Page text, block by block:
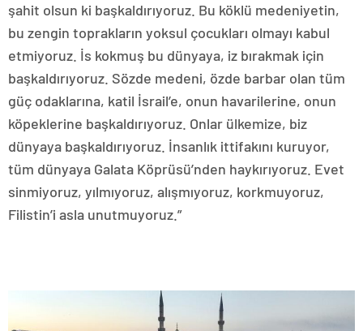
şahit olsun ki başkaldırıyoruz. Bu köklü medeniyetin,
bu zengin toprakların yoksul çocukları olmayı kabul
etmiyoruz. İs kokmuş bu dünyaya, iz bırakmak için
başkaldırıyoruz. Sözde medeni, özde barbar olan tüm
güç odaklarına, katil İsrail’e, onun havarilerine, onun
köpeklerine başkaldırıyoruz. Onlar ülkemize, biz
dünyaya başkaldırıyoruz. İnsanlık ittifakını kuruyor,
tüm dünyaya Galata Köprüsü’nden haykırıyoruz. Evet
sinmiyoruz, yılmıyoruz, alışmıyoruz, korkmuyoruz,
Filistin’i asla unutmuyoruz.”